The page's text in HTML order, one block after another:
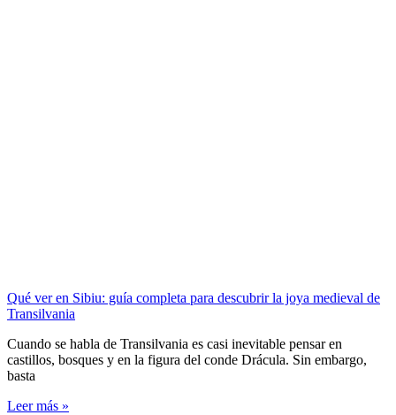
Qué ver en Sibiu: guía completa para descubrir la joya medieval de
Transilvania
Cuando se habla de Transilvania es casi inevitable pensar en
castillos, bosques y en la figura del conde Drácula. Sin embargo,
basta
Leer más »